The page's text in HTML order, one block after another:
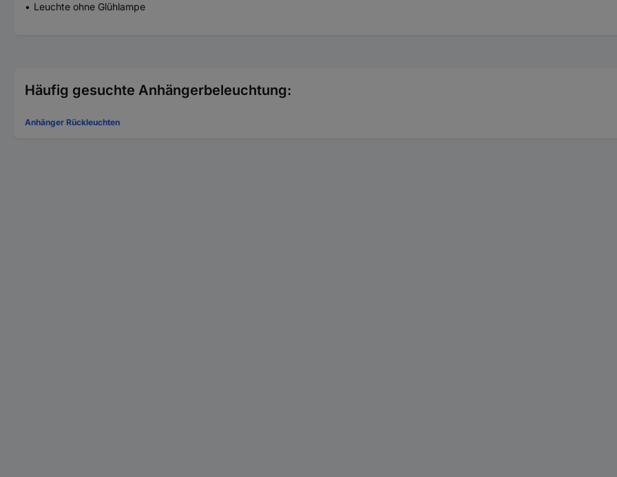
Leuchte ohne Glühlampe
Häufig gesuchte Anhängerbeleuchtung:
Anhänger Rückleuchten